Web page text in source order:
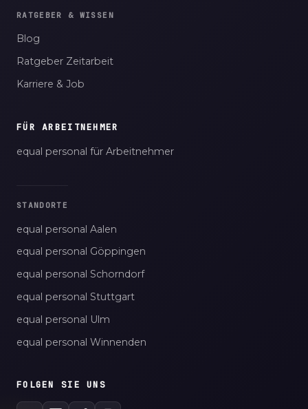
RATGEBER & WISSEN
Blog
Ratgeber Zeitarbeit
Karriere & Job
FÜR ARBEITNEHMER
equal personal für Arbeitnehmer
STANDORTE
equal personal Aalen
equal personal Göppingen
equal personal Schorndorf
equal personal Stuttgart
equal personal Ulm
equal personal Winnenden
FOLGEN SIE UNS